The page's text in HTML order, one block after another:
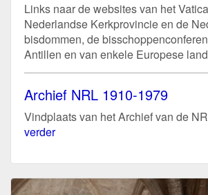
Links naar de websites van het
Nederlandse Kerkprovincie en de
bisdommen, de
Antillen en van enkele Europese
Archief NRL 1910-1979
Vindplaats van het Archief van de
verder